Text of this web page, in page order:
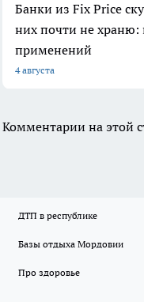
Банки из Fix Price
них почти не
применений
4 августа
Комментарии на этой
ДТП в республике
Базы отдыха Мордовии
Про здоровье